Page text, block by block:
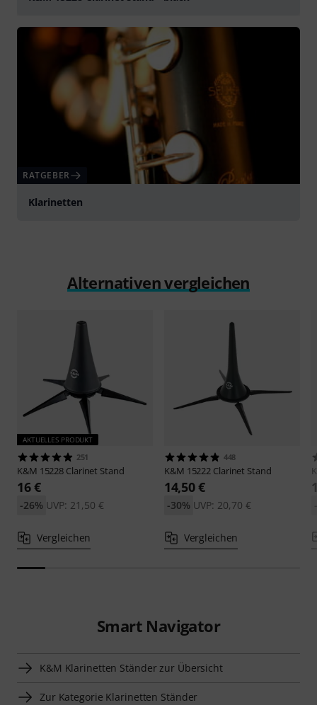
RATGEBER
Klarinetten
Alternativen vergleichen
AKTUELLES PRODUKT
251
K&M 15228 Clarinet Stand
16 €
UVP: 21,50 €
-26%
Vergleichen
448
K&M 15222 Clarinet Stand
14,50 €
UVP: 20,70 €
-30%
Vergleichen
Smart Navigator
K&M Klarinetten Ständer zur Übersicht
Zur Kategorie Klarinetten Ständer